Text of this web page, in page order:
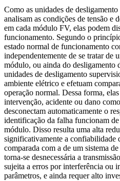
Como as unidades de
analisam as condições de tensão e
em cada módulo FV, elas podem
funcionamento. Segundo o
estado normal de funcionamento
independentemente de se tratar de
módulo, ou ainda do desligamento
unidades de desligamento
ambiente elétrico e efetuam
operação normal. Dessa forma,
intervenção, acidente ou dano
desconectam automaticamente o
identificação da falha funcionam
módulo. Disso resulta uma alta
significativamente a confiabilidade
comparada com a de um sistema
torna-se desnecessária a
sujeita a erros por interferência ou
parâmetros, e ainda requer alto